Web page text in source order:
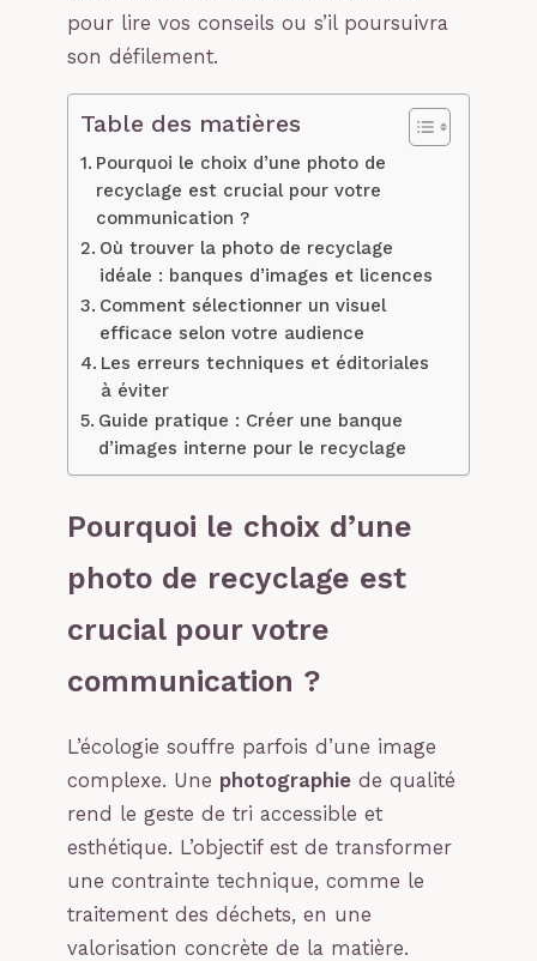
pour lire vos conseils ou s’il poursuivra
son défilement.
Table des matières
Pourquoi le choix d’une photo de
recyclage est crucial pour votre
communication ?
Où trouver la photo de recyclage
idéale : banques d’images et licences
Comment sélectionner un visuel
efficace selon votre audience
Les erreurs techniques et éditoriales
à éviter
Guide pratique : Créer une banque
d’images interne pour le recyclage
Pourquoi le choix d’une
photo de recyclage est
crucial pour votre
communication ?
L’écologie souffre parfois d’une image
complexe. Une photographie de qualité
rend le geste de tri accessible et
esthétique. L’objectif est de transformer
une contrainte technique, comme le
traitement des déchets, en une
valorisation concrète de la matière.